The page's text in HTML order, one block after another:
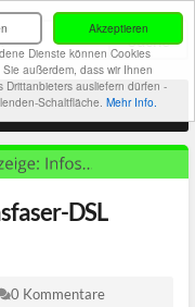
Akzeptieren
Dienste können Cookies
außerdem, dass wir Ihnen
ausliefern dürfen -
Schaltfläche. Mehr Info.
DSL
0 Kommentare